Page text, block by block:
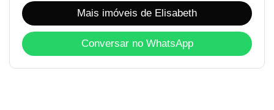
Mais imóveis de Elisabeth
Conversar no WhatsApp